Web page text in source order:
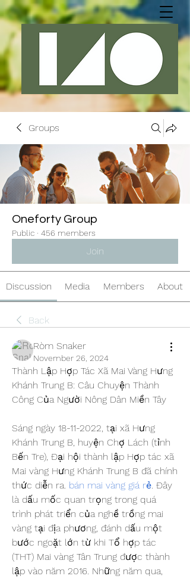
Groups
Oneforty Group
Public · 456 members
Join
Discussion Media Members About
Back
Ròm Snaker
November 26, 2024
Thành Lập Hợp Tác Xã Mai Vàng Hưng
Khánh Trung B: Câu Chuyện Thành
Công Của Người Nông Dân Miền Tây
Sáng ngày 18-11-2022, tại xã Hưng
Khánh Trung B, huyện Chợ Lách (tỉnh
Bến Tre), Đại hội thành lập Hợp tác xã
Mai vàng Hưng Khánh Trung B đã chính
thức diễn ra. bán mai vàng giá rẻ. Đây
là dấu mốc quan trọng trong quá
trình phát triển của nghề trồng mai
vàng tại địa phương, đánh dấu một
bước ngoặt lớn từ khi Tổ hợp tác
(THT) Mai vàng Tân Trung được thành
lập vào năm 2016. Những năm qua,